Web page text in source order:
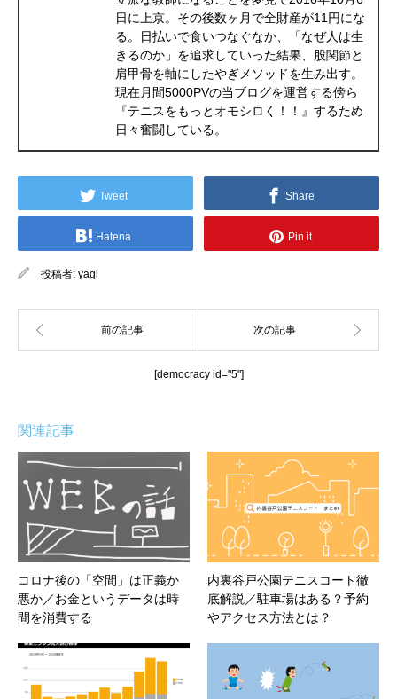
日に上京。その後数ヶ月で全財産が11円にな
る。日払いで食いつなぐなか、「なぜ人は生
きるのか」を追求していった結果、股関節と
肩甲骨を軸にしたやぎメソッドを生み出す。
現在月間5000PVの当ブログを運営する傍ら
『テニスをもっとオモシロく！！』するため
日々奮闘している。
Tweet Share
Hatena Pin it
投稿者: yagi
[democracy id="5"]
関連記事
コロナ後の「空間」は正義か
悪か／お金というデータは時
間を消費する
内裏谷戸公園テニスコート徹
底解説／駐車場はある？予約
やアクセス方法とは？